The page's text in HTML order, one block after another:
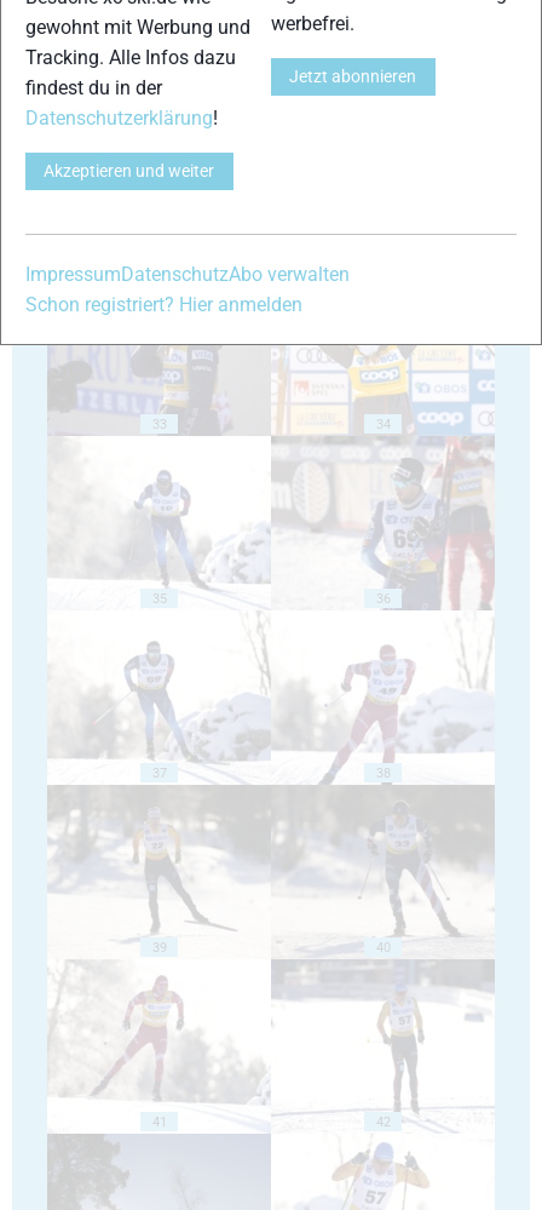
30
33 34
35 36
37 38
39 40
41 42
gewohnt mit Werbung und
Tracking. Alle Infos dazu
findest du in der
Datenschutzerklärung!
Akzeptieren und weiter
werbefrei.
Jetzt abonnieren
ImpressumDatenschutzAbo verwalten
Schon registriert? Hier anmelden